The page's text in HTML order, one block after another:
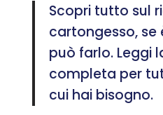
Scopri tutto sul
cartongesso, se
può farlo. Leggi
completa per
cui hai bisogno.